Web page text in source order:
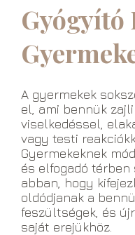
A gyermekek
el, ami bennük
viselkedéssel,
vagy testi
Gyermekeknek
és elfogadó
abban, hogy
oldódjanak a
feszültségek, és
saját erejükhöz.